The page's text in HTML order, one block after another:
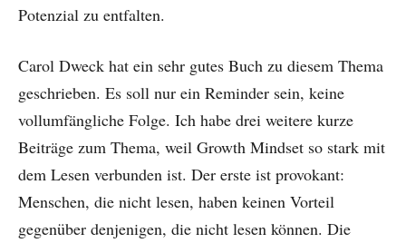
Potenzial zu entfalten.
Carol Dweck hat ein sehr gutes Buch zu diesem Thema
geschrieben. Es soll nur ein Reminder sein, keine
vollumfängliche Folge. Ich habe drei weitere kurze
Beiträge zum Thema, weil Growth Mindset so stark mit
dem Lesen verbunden ist. Der erste ist provokant:
Menschen, die nicht lesen, haben keinen Vorteil
gegenüber denjenigen, die nicht lesen können. Die